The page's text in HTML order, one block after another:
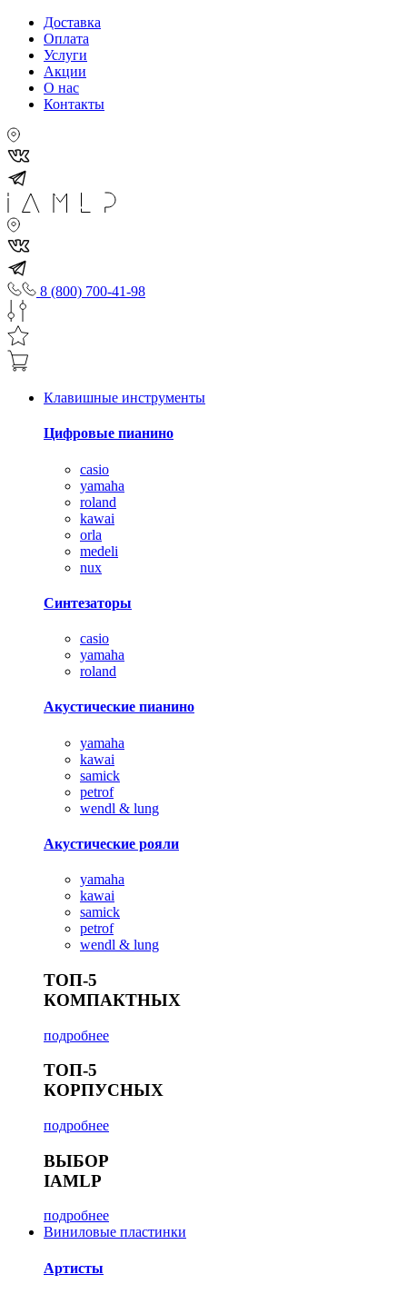
Доставка
Оплата
Услуги
Акции
О нас
Контакты
8 (800) 700-41-98
Клавишные инструменты
Цифровые пианино
casio
yamaha
roland
kawai
orla
medeli
nux
Синтезаторы
casio
yamaha
roland
Акустические пианино
yamaha
kawai
samick
petrof
wendl & lung
Акустические рояли
yamaha
kawai
samick
petrof
wendl & lung
ТОП-5
КОМПАКТНЫХ
подробнее
ТОП-5
КОРПУСНЫХ
подробнее
ВЫБОР
IAMLP
подробнее
Виниловые пластинки
Артисты